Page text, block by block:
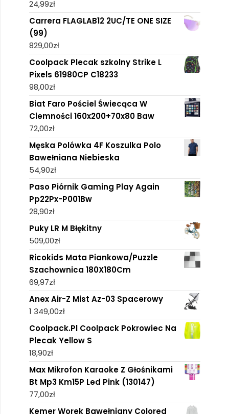
24,99zł
Carrera FLAGLAB12 2UC/TE ONE SIZE
(99)
829,00zł
Coolpack Plecak szkolny Strike L
Pixels 61980CP C18233
98,00zł
Biat Faro Pościel Świecąca W
Ciemności 160x200+70x80 Baw
72,00zł
Męska Polówka 4F Koszulka Polo
Bawełniana Niebieska
54,90zł
Paso Piórnik Gaming Play Again
Pp22Px-P001Bw
28,90zł
Puky LR M Błękitny
509,00zł
Ricokids Mata Piankowa/Puzzle
Szachownica 180X180Cm
69,97zł
Anex Air-Z Mist Az-03 Spacerowy
1 349,00zł
Coolpack.Pl Coolpack Pokrowiec Na
Plecak Yellow S
18,90zł
Max Mikrofon Karaoke Z Głośnikami
Bt Mp3 Km15P Led Pink (130147)
77,00zł
Kemer Worek Bawełniany Colored